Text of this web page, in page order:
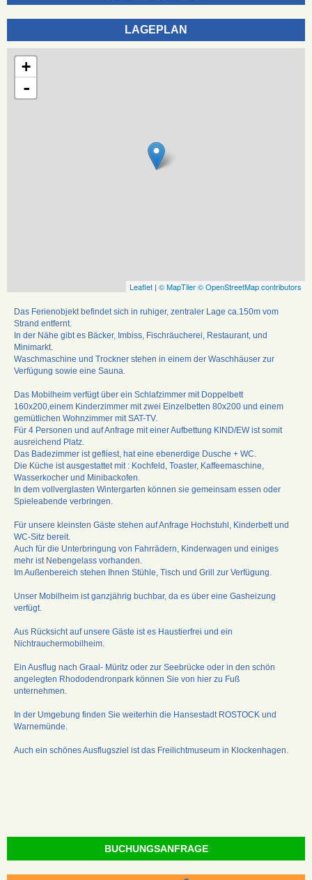
LAGEPLAN
+
-
Leaflet | © MapTiler© OpenStreetMap contributors
Das Ferienobjekt befindet sich in ruhiger, zentraler Lage ca.150m vom
Strand entfernt.
In der Nähe gibt es Bäcker, Imbiss, Fischräucherei, Restaurant, und
Minimarkt.
Waschmaschine und Trockner stehen in einem der Waschhäuser zur
Verfügung sowie eine Sauna.
Das Mobilheim verfügt über ein Schlafzimmer mit Doppelbett
160x200,einem Kinderzimmer mit zwei Einzelbetten 80x200 und einem
gemütlichen Wohnzimmer mit SAT-TV.
Für 4 Personen und auf Anfrage mit einer Aufbettung KIND/EW ist somit
ausreichend Platz.
Das Badezimmer ist gefliest, hat eine ebenerdige Dusche + WC.
Die Küche ist ausgestattet mit : Kochfeld, Toaster, Kaffeemaschine,
Wasserkocher und Minibackofen.
In dem vollverglasten Wintergarten können sie gemeinsam essen oder
Spieleabende verbringen.
Für unsere kleinsten Gäste stehen auf Anfrage Hochstuhl, Kinderbett und
WC-Sitz bereit.
Auch für die Unterbringung von Fahrrädern, Kinderwagen und einiges
mehr ist Nebengelass vorhanden.
Im Außenbereich stehen Ihnen Stühle, Tisch und Grill zur Verfügung.
Unser Mobilheim ist ganzjährig buchbar, da es über eine Gasheizung
verfügt.
Aus Rücksicht auf unsere Gäste ist es Haustierfrei und ein
Nichtrauchermobilheim.
Ein Ausflug nach Graal- Müritz oder zur Seebrücke oder in den schön
angelegten Rhododendronpark können Sie von hier zu Fuß
unternehmen.
In der Umgebung finden Sie weiterhin die Hansestadt ROSTOCK und
Warnemünde.
Auch ein schönes Ausflugsziel ist das Freilichtmuseum in Klockenhagen.
BUCHUNGSANFRAGE